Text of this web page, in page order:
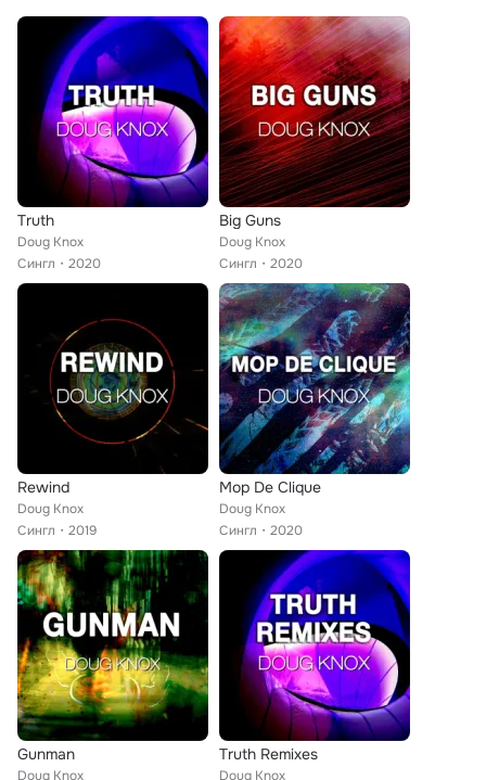
Truth
Doug Knox
Сингл
2020
Big Guns
Doug Knox
Сингл
2020
Rewind
Doug Knox
Сингл
2019
Mop De Clique
Doug Knox
Сингл
2020
Gunman
Doug Knox
Truth Remixes
Doug Knox